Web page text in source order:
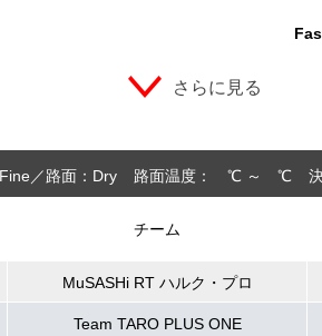
さらに見る
路面：Dry 路面温度： ℃ ～ ℃
チーム
MuSASHi RT ハルク・プロ
Team TARO PLUS ONE